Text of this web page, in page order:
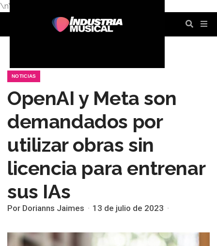
\n\n
NOTICIAS
OpenAI y Meta son
demandados por
utilizar obras sin
licencia para entrenar
sus IAs
Por Dorianns Jaimes 13 de julio de 2023